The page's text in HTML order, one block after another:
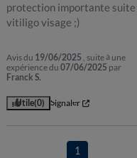
protection importante suite
vitiligo visage ;)
Avis du 19/06/2025 , suite à une
expérience du07/06/2025 par
Franck S.
Utile(0) Signaler
1